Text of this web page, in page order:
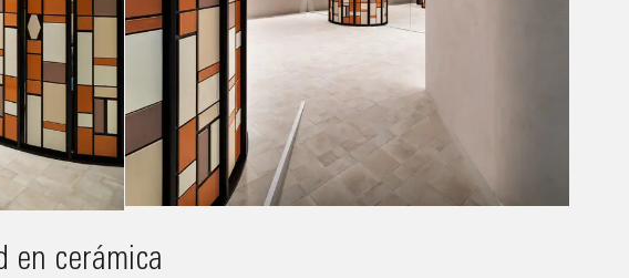
en cerámica